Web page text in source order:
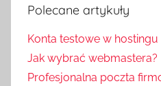
Polecane artykuły
Konta testowe w hostingu
Jak wybrać webmastera?
Profesjonalna poczta